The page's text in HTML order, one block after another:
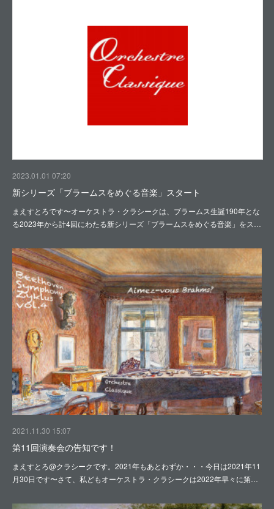
2023.01.01 07:20
新シリーズ「ブラームスをめぐる音楽」スタート
まえすとろです〜オーケストラ・クラシークは、ブラームス生誕190年とな
る2023年から計4回にわたる新シリーズ「ブラームスをめぐる音楽」をス…
2021.11.30 15:07
第11回演奏会の告知です！
まえすとろ@クラシークです。2021年もあとわずか・・・今日は2021年11
月30日です〜さて、私どもオーケストラ・クラシークは2022年早々に第…